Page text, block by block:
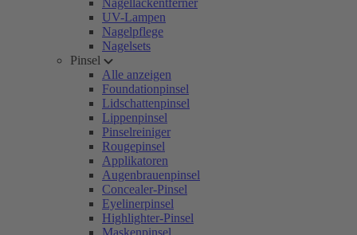
Nagellackentferner
UV-Lampen
Nagelpflege
Nagelsets
Pinsel
Alle anzeigen
Foundationpinsel
Lidschattenpinsel
Lippenpinsel
Pinselreiniger
Rougepinsel
Applikatoren
Augenbrauenpinsel
Concealer-Pinsel
Eyelinerpinsel
Highlighter-Pinsel
Maskenpinsel